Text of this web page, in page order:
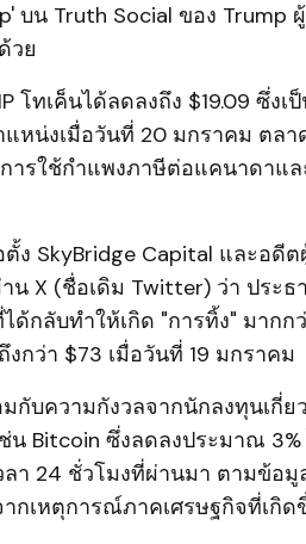
บน Truth Social ของ Trump
วย
โทเค็นได้ลดลงถึง $19.09 ซึ่ง
หน่งเมื่อวันที่ 20 มกราคม ตล
ารใช้กำแพงภาษีต่อแคนาดาแ
ง SkyBridge Capital และอดี
น X (ชื่อเดิม Twitter) ว่า ประ
กลับทำให้เกิด "การทิ้ง" มากก
กว่า $73 เมื่อวันที่ 19 มกราคม
กับความกังวลจากนักลงทุนเกี่
Bitcoin ซึ่งลดลงประมาณ
ลา 24 ชั่วโมงที่ผ่านมา ตามข้
กเหตุการณ์ภาคเศรษฐกิจที่เกิ